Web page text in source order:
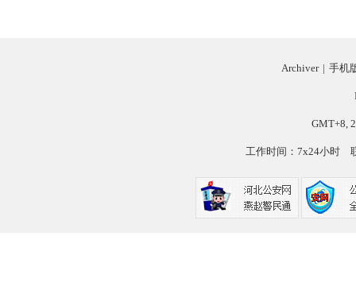
Archiver | 手机
GMT+8,
工作时间：7x24小时